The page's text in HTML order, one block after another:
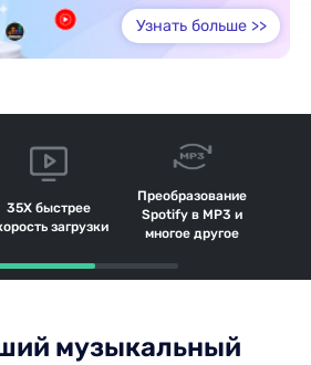
Узнать больше >>
35X быстрее
загрузки
Преобразование
Spotify в MP3 и
многое другое
музыкальный